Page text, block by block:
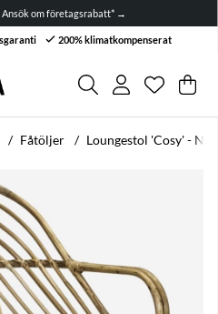
Ansök om företagsrabatt* →
200% klimatkompenserat
Antal i
. .
Fåtöljer Loungestol 'Cosy' -
- Natur